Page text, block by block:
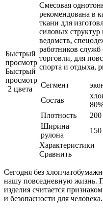
Быстрый
просмотр
Быстрый
просмотр
2 цвета
Смесовая
рекомендована в
ткани для
силовых
ведомств,
работников служб
торговли, для
спорта и отдыха,
Сегмент
Состав
Плотность
200
Ширина
рулона
Характеристики
Сравнить
Сегодня без
нашу повседневную жизнь.
изделия считается
и безопасности для человека.